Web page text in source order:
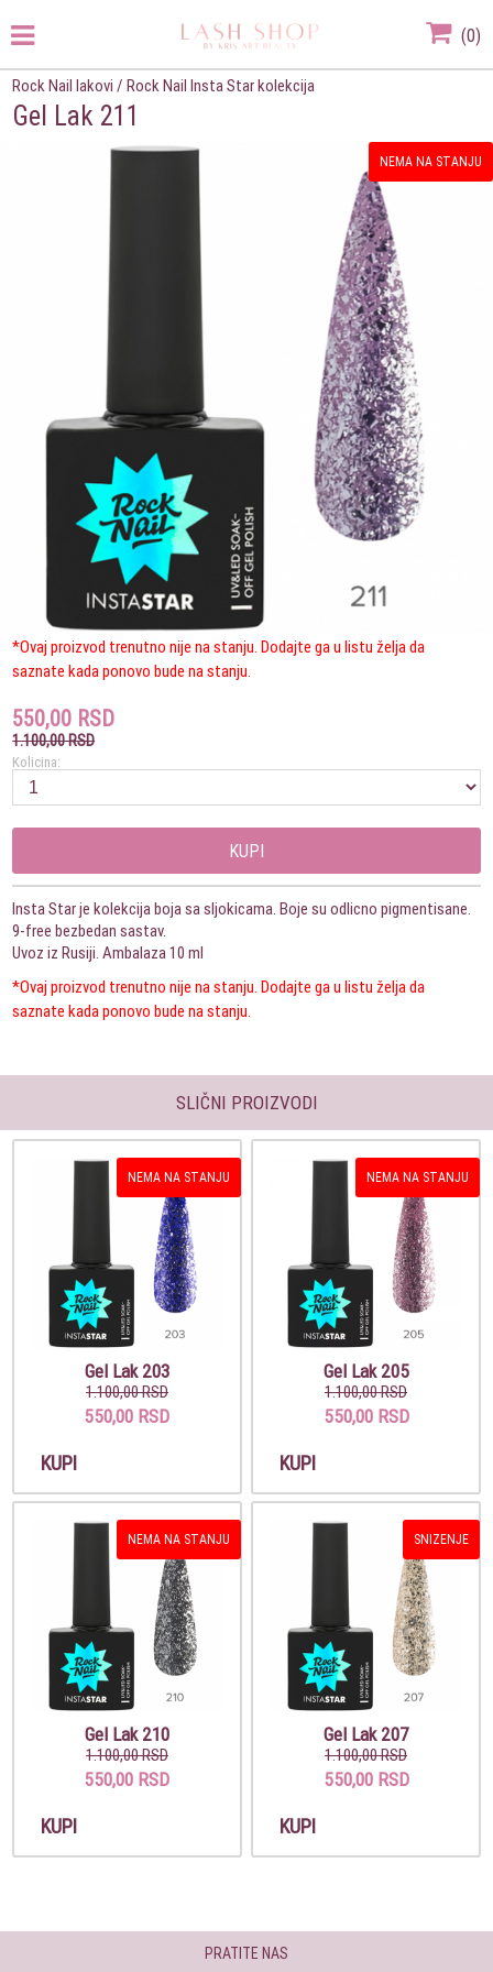
(0)
Rock Nail lakovi /Rock Nail Insta Star kolekcija
Gel Lak 211
NEMA NA STANJU
*Ovaj proizvod trenutno nije na stanju. Dodajte ga u listu želja da
saznate kada ponovo bude na stanju.
550,00 RSD
1.100,00 RSD
Kolicina:
KUPI
Insta Star je kolekcija boja sa sljokicama. Boje su odlicno pigmentisane.
9-free bezbedan sastav.
Uvoz iz Rusiji. Ambalaza 10 ml
*Ovaj proizvod trenutno nije na stanju. Dodajte ga u listu želja da
saznate kada ponovo bude na stanju.
SLIČNI PROIZVODI
NEMA NA STANJU
Gel Lak 203
1.100,00 RSD
550,00 RSD
KUPI
NEMA NA STANJU
Gel Lak 205
1.100,00 RSD
550,00 RSD
KUPI
NEMA NA STANJU
Gel Lak 210
1.100,00 RSD
550,00 RSD
KUPI
SNIZENJE
Gel Lak 207
1.100,00 RSD
550,00 RSD
KUPI
PRATITE NAS